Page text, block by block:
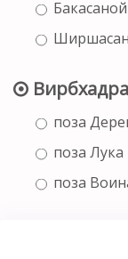
Бакасаной
поза
поза Лука
поза